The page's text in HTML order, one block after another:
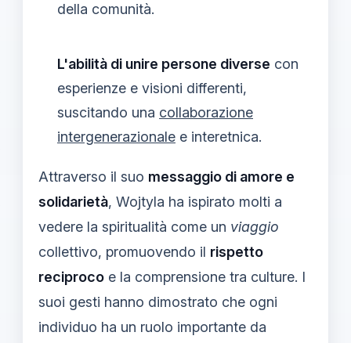
della comunità.
L'abilità di unire persone diverse con
esperienze e visioni differenti,
suscitando una collaborazione
intergenerazionale e interetnica.
Attraverso il suo messaggio di amore e
solidarietà, Wojtyla ha ispirato molti a
vedere la spiritualità come un viaggio
collettivo, promuovendo il rispetto
reciproco e la comprensione tra culture. I
suoi gesti hanno dimostrato che ogni
individuo ha un ruolo importante da